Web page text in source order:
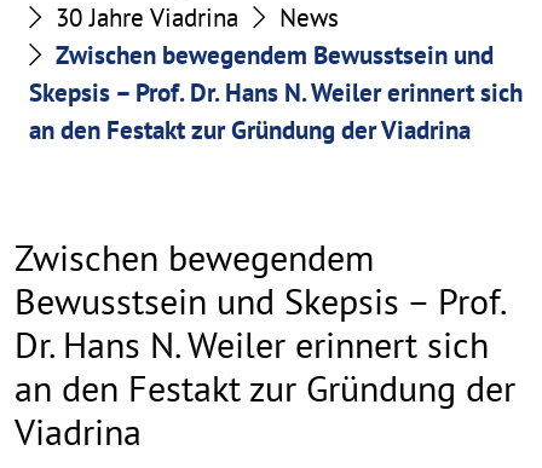
30 Jahre Viadrina
News
Zwischen bewegendem Bewusstsein und
Skepsis – Prof. Dr. Hans N. Weiler erinnert sich
an den Festakt zur Gründung der Viadrina
Zwischen bewegendem
Bewusstsein und Skepsis – Prof.
Dr. Hans N. Weiler erinnert sich
an den Festakt zur Gründung der
Viadrina